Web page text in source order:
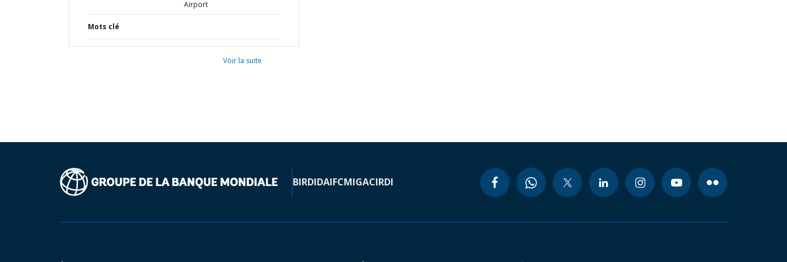
Airport
Mots clé
Voir la suite
BIRDIDAIFCMIGACIRDI